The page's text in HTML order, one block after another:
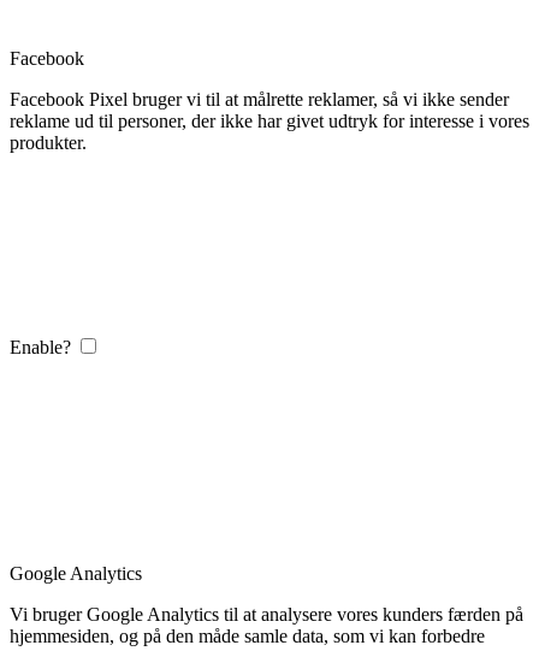
Facebook
Facebook Pixel bruger vi til at målrette reklamer, så vi ikke sender
reklame ud til personer, der ikke har givet udtryk for interesse i vores
produkter.
Enable?
Google Analytics
Vi bruger Google Analytics til at analysere vores kunders færden på
hjemmesiden, og på den måde samle data, som vi kan forbedre